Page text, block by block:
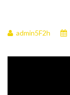
admin5F2h